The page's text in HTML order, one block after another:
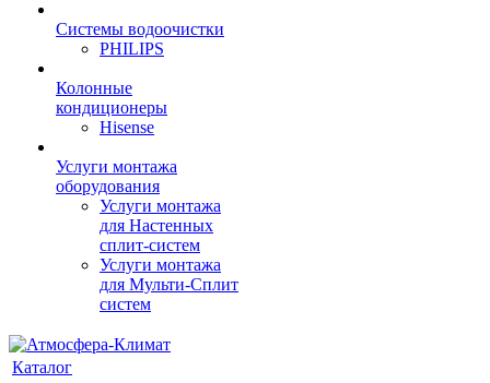
Системы водоочистки
PHILIPS
Колонные
кондиционеры
Hisense
Услуги монтажа
оборудования
Услуги монтажа
для Настенных
сплит-систем
Услуги монтажа
для Мульти-Сплит
систем
Каталог